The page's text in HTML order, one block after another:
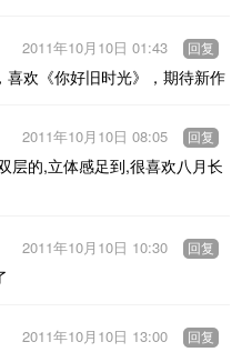
喜欢《你好旧时光》，期待新作
2011年10月10日 01:43 回复
层的,立体感足到,很喜欢八月长
2011年10月10日 08:05 回复
2011年10月10日 10:30 回复
2011年10月10日 13:00 回复